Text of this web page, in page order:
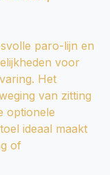
paro-lijn en
voor
Het
van zitting
optionele
ideaal maakt
of